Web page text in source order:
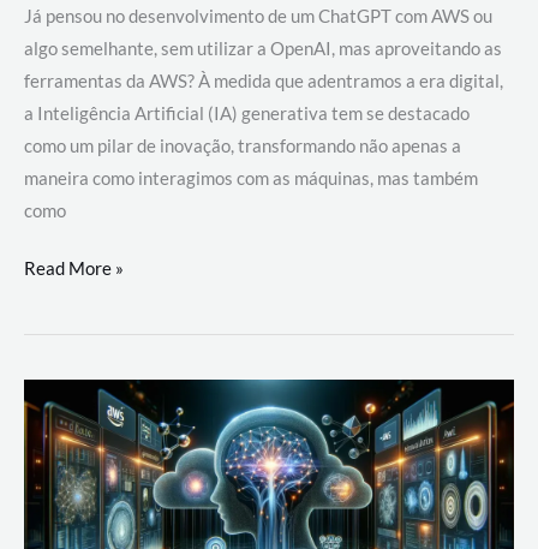
Já pensou no desenvolvimento de um ChatGPT com AWS ou
algo semelhante, sem utilizar a OpenAI, mas aproveitando as
ferramentas da AWS? À medida que adentramos a era digital,
a Inteligência Artificial (IA) generativa tem se destacado
como um pilar de inovação, transformando não apenas a
maneira como interagimos com as máquinas, mas também
como
Desenvolvimento
um
com
AWS
Read More »